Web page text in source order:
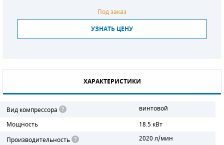
Под заказ
УЗНАТЬ ЦЕНУ
ХАРАКТЕРИСТИКИ
Вид компрессора
винтовой
Мощность
18.5 кВт
Производительность
2020 л/мин
ДИЗЕЛЬНЫЕ ДВИГАТЕЛИ
ФИЛЬТРЫ ТОПЛИВНЫЕ